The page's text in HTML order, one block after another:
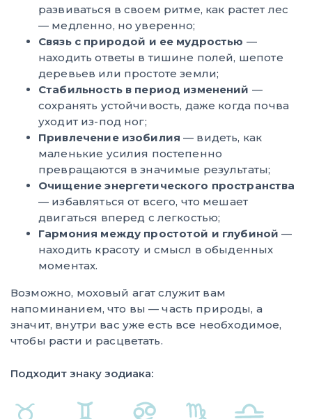
развиваться в своем ритме, как растет лес
— медленно, но уверенно;
Связь с природой и ее мудростью —
находить ответы в тишине полей, шепоте
деревьев или простоте земли;
Стабильность в период изменений —
сохранять устойчивость, даже когда почва
уходит из-под ног;
Привлечение изобилия — видеть, как
маленькие усилия постепенно
превращаются в значимые результаты;
Очищение энергетического пространства
— избавляться от всего, что мешает
двигаться вперед с легкостью;
Гармония между простотой и глубиной —
находить красоту и смысл в обыденных
моментах.
Возможно, моховый агат служит вам
напоминанием, что вы — часть природы, а
значит, внутри вас уже есть все необходимое,
чтобы расти и расцветать.
Подходит знаку зодиака: